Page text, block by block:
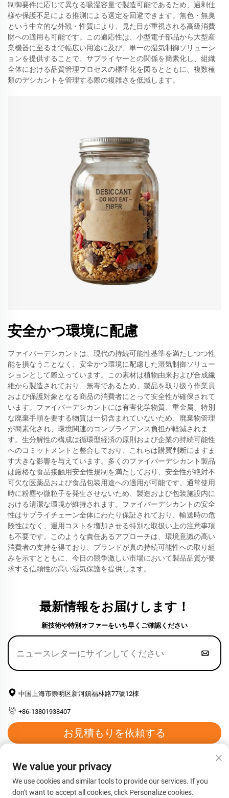
制御要件に応じて異なる吸湿容量で製造可能であるため、過剰仕
様や保護不足による推測による選定を回避できます。無色・無臭
という中立的な外観・性質により、見た目が重視される高級消費
財への適用も可能です。この適応性は、小型電子部品から大型産
業機器に至るまで幅広い用途に及び、単一の湿気制御ソリューシ
ョンを提供することで、サプライヤーとの関係を簡素化し、組織
全体における品質管理プロセスの標準化を図るとともに、複数種
類のデシカントを管理する際の複雑さを低減します。
安全かつ環境に配慮
ファイバーデシカントは、現代の持続可能性基準を満たしつつ性
能を損なうことなく、安全かつ環境に配慮した湿気制御ソリュー
ションとして際立っています。この素材は植物由来および合成繊
維から製造されており、無毒であるため、製品を取り扱う作業員
および保護対象となる商品の消費者にとって安全性が確保されて
います。ファイバーデシカントには有害化学物質、重金属、特別
な廃棄手順を要する物質は一切含まれていないため、廃棄物管理
が簡素化され、環境関連のコンプライアンス負担が軽減されま
す。生分解性の構成は循環型経済の原則および企業の持続可能性
へのコミットメントと整合しており、これらは購買判断にますま
す大きな影響を与えています。多くのファイバーデシカント製品
は厳格な食品接触用安全性規制を満たしており、安全性が絶対不
可欠な医薬品および食品包装用途への適用が可能です。通常使用
時に粉塵や微粒子を発生させないため、製造および包装施設内に
おける清潔な環境が維持されます。ファイバーデシカントの安全
性はサプライチェーン全体にわたり保証されており、輸送時の危
険性はなく、運用コストを増加させる特別な取扱い上の注意事項
も不要です。このような責任あるアプローチは、環境意識の高い
消費者の支持を得ており、ブランドが真の持続可能性への取り組
みを示すとともに、今日の競争激しい市場において製品品質が要
求する信頼性の高い湿気保護を提供します。
最新情報をお届けします！
新技術や特別オファーをいち早くご確認ください
中国上海市崇明区新河鎮福林路77號12棟
+86-13801938407
お見積もりを依頼する
Copyright © 2026 上海恒源高分子材料有限公司。すべての権利を
We value your privacy
We use cookies and similar tools to provide our services. If you
don't want to accept all cookies, click Personalize cookies.